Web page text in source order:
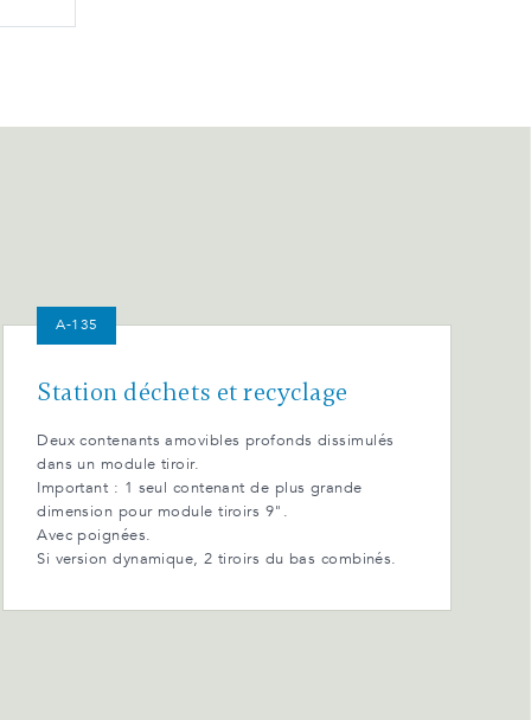
A-135
Station déchets et recyclage
Deux contenants amovibles profonds dissimulés
dans un module tiroir.
Important : 1 seul contenant de plus grande
dimension pour module tiroirs 9".
Avec poignées.
Si version dynamique, 2 tiroirs du bas combinés.